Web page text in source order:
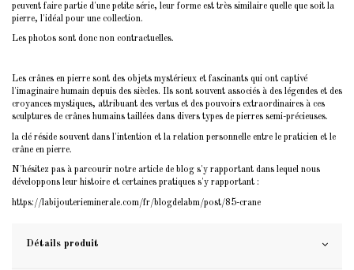
peuvent faire partie d'une petite série, leur forme est très similaire quelle que soit la
pierre, l'idéal pour une collection.
Les photos sont donc non contractuelles.
Les crânes en pierre sont des objets mystérieux et fascinants qui ont captivé
l'imaginaire humain depuis des siècles. Ils sont souvent associés à des légendes et des
croyances mystiques, attribuant des vertus et des pouvoirs extraordinaires à ces
sculptures de crânes humains taillées dans divers types de pierres semi-précieuses.
la clé réside souvent dans l'intention et la relation personnelle entre le praticien et le
crâne en pierre.
N'hésitez pas à parcourir notre article de blog s'y rapportant dans lequel nous
développons leur histoire et certaines pratiques s'y rapportant :
https://labijouterieminerale.com/fr/blogdelabm/post/85-crane
Détails produit